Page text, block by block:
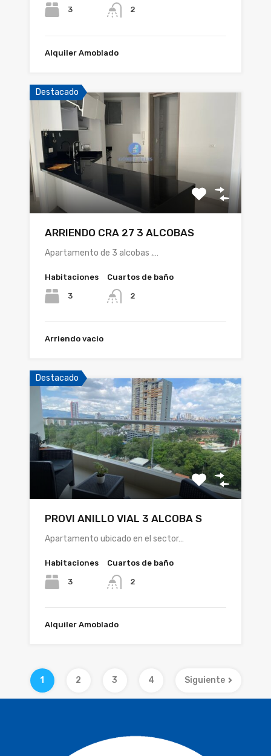
3 2
Alquiler Amoblado
Destacado
ARRIENDO CRA 27 3 ALCOBAS
Apartamento de 3 alcobas ,…
Habitaciones
3
Cuartos de baño
2
Arriendo vacio
Destacado
PROVI ANILLO VIAL 3 ALCOBA S
Apartamento ubicado en el sector…
Habitaciones
3
Cuartos de baño
2
Alquiler Amoblado
1 2 3 4 Siguiente